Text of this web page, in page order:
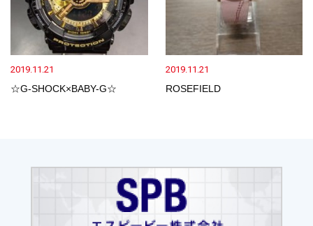
2019.11.21
☆G-SHOCK×BABY-G☆
2019.11.21
ROSEFIELD